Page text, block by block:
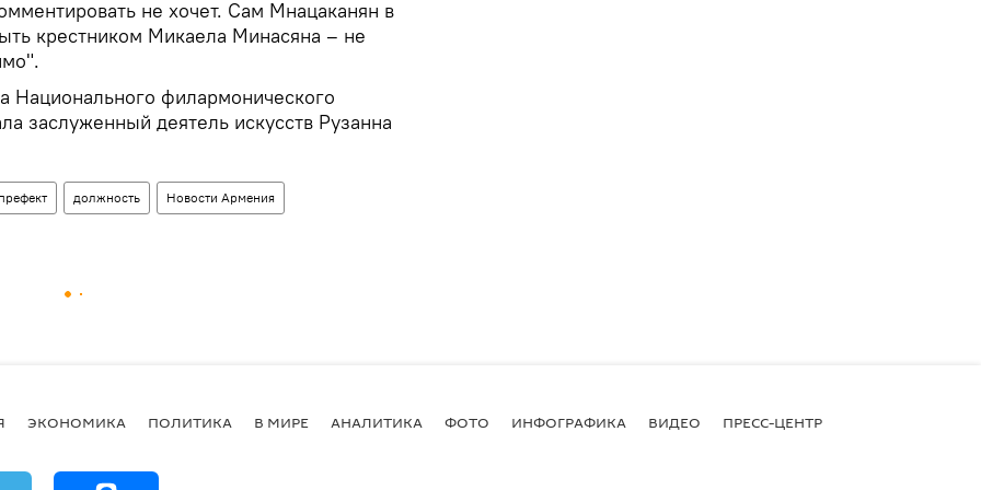
не хочет. Сам Мнацаканян в
крестником Микаела Минасяна – не
Национального филармонического
заслуженный деятель искусств Рузанна
должность Новости Армения
ЭКОНОМИКА ПОЛИТИКА В МИРЕ АНАЛИТИКА ФОТО ИНФОГРАФИКА ВИДЕО ПРЕСС-ЦЕНТР